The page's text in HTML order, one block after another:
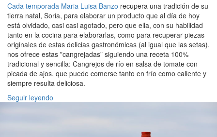
Cada temporada Maria Luisa Banzo recupera una tradición de su
tierra natal, Soria, para elaborar un producto que al día de hoy
está olvidado, casi casi agotado, pero que ella, con su habilidad
tanto en la cocina para elaborarlas, como para recuperar piezas
originales de estas delicias gastronómicas (al igual que las setas),
nos ofrece estas "cangrejadas" siguiendo una receta 100%
tradicional y sencilla: Cangrejos de río en salsa de tomate con
picada de ajos, que puede comerse tanto en frío como caliente y
siempre resulta deliciosa.
Seguir leyendo